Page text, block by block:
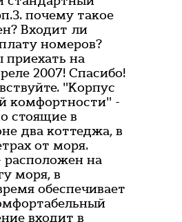
почему такое
Входит ли
номеров?
приехать на
2007! Спасибо!
"Корпус
комфортности" -
стоящие в
два коттеджа, в
от моря.
на
моря, в
обеспечивает
входит в